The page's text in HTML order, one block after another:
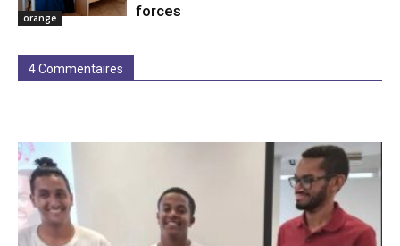
orange
forces
4 Commentaires